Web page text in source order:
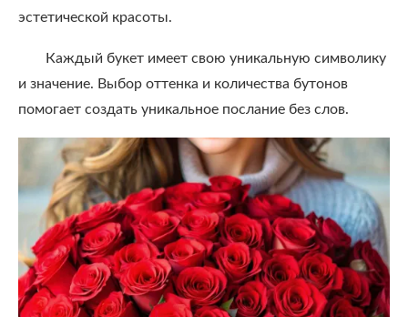
эстетической красоты.
Каждый букет имеет свою уникальную символику
и значение. Выбор оттенка и количества бутонов
помогает создать уникальное послание без слов.